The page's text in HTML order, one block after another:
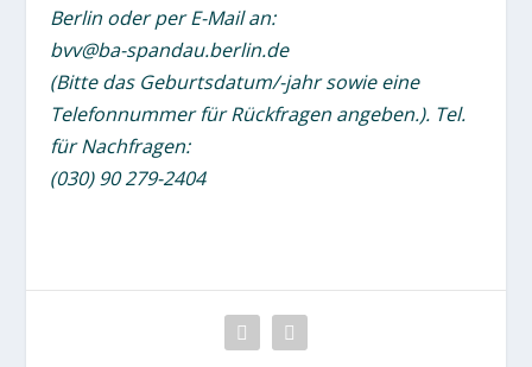
Berlin oder per E-Mail an:
bvv@ba-spandau.berlin.de
(Bitte das Geburtsdatum/-jahr sowie eine
Telefonnummer für Rückfragen angeben.). Tel.
für Nachfragen:
(030) 90 279-2404